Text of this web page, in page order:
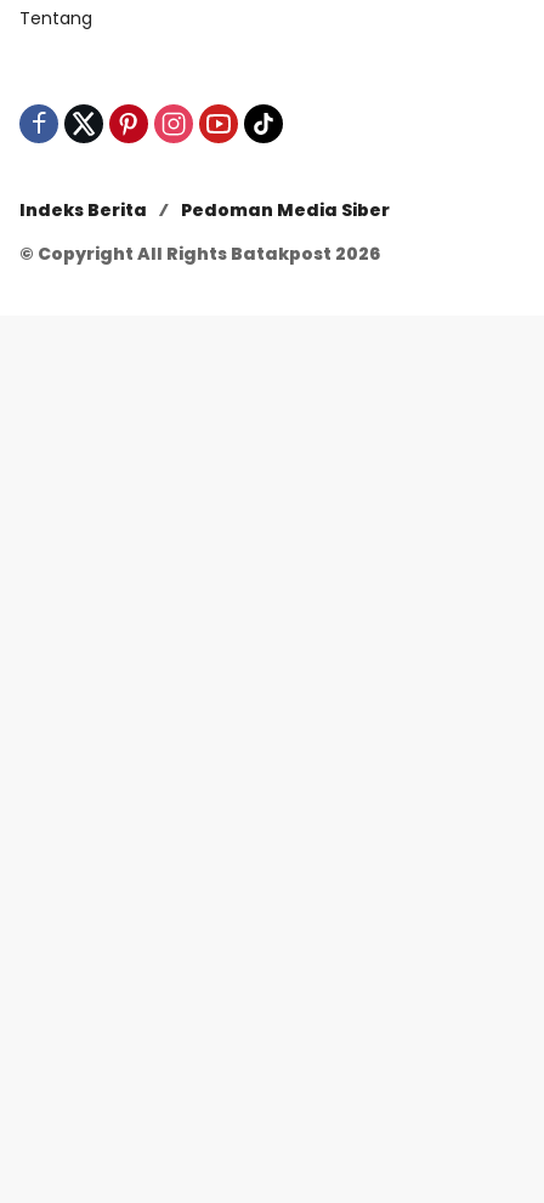
Tentang
Indeks Berita
Pedoman Media Siber
© Copyright All Rights Batakpost 2026